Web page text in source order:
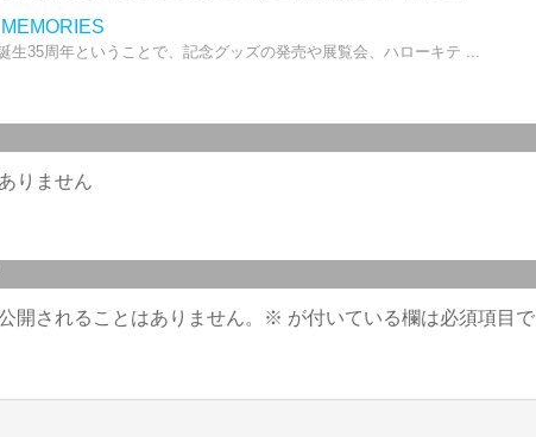
生35周年ということで、記念グッズの発売や展覧会、ハローキテ ...
りません
開されることはありません。 ※ が付いている欄は必須項目で